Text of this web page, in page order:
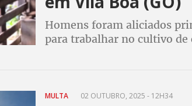
Homens foram aliciados
para trabalhar no cultivo
MULTA 02 OUTUBRO, 2025 - 12H34